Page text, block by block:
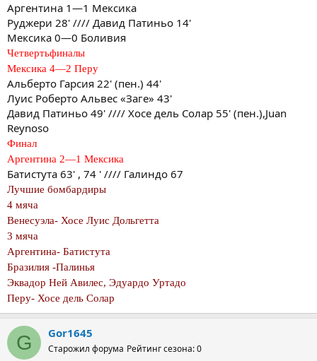
Аргентина 1—1 Мексика
Руджери 28' //// Давид Патиньо 14'
Мексика 0—0 Боливия
Четвертьфиналы
Мексика 4—2 Перу
Альберто Гарсия 22' (пен.) 44'
Луис Роберто Альвес «Заге» 43'
Давид Патиньо 49' //// Хосе дель Солар 55' (пен.),Juan
Reynoso
Финал
Аргентина 2—1 Мексика
Батистута 63' , 74 ' //// Галиндо 67
Лучшие бомбардиры
4 мяча
Венесуэла- Хосе Луис Дольгетта
3 мяча
Аргентина- Батистута
Бразилия -Палинья
Эквадор Ней Авилес, Эдуардо Уртадо
Перу- Хосе дель Солар
G Gor1645
Старожил форума Рейтинг сезона: 0